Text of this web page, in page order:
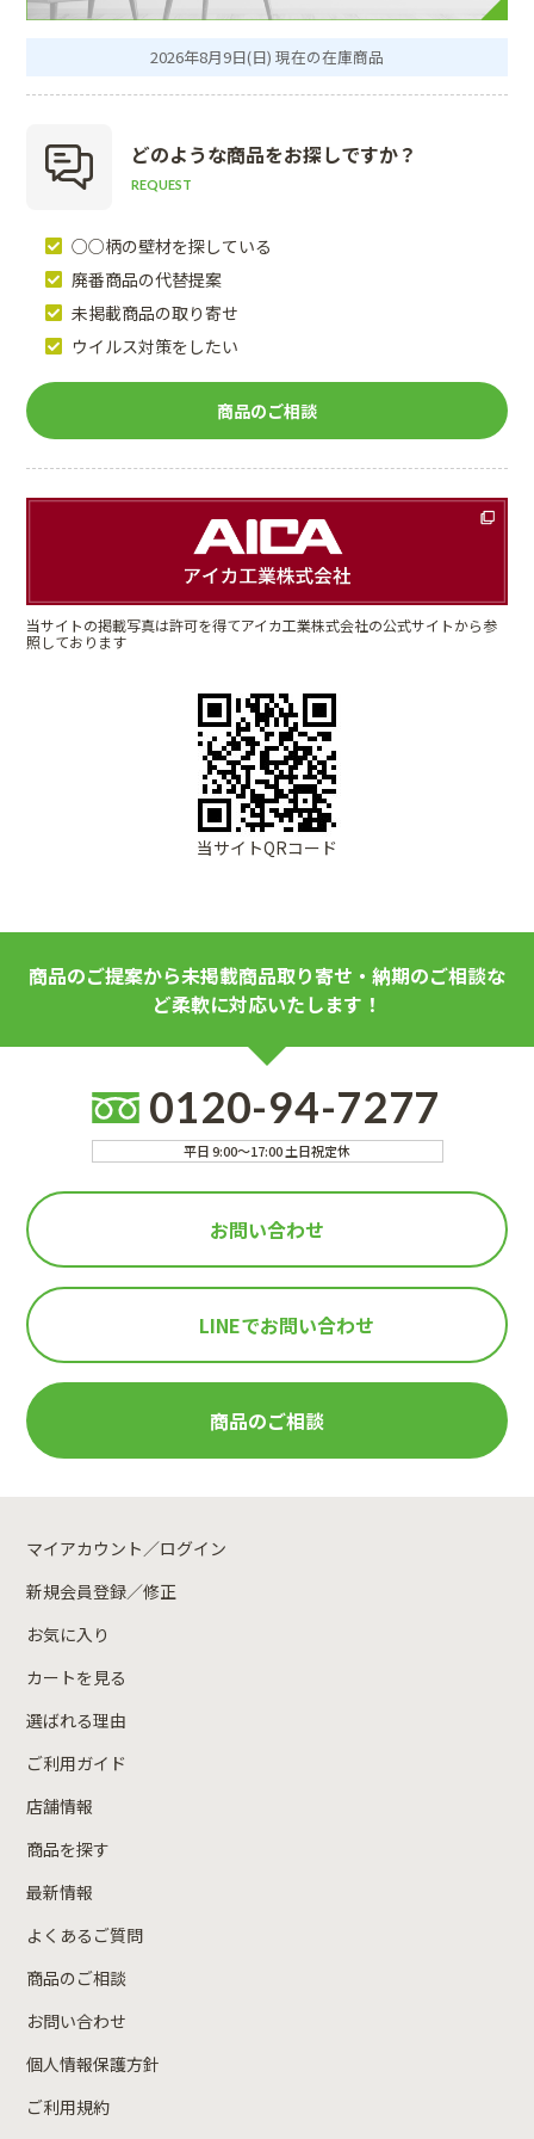
2026年8月9日(日) 現在の在庫商品
どのような商品をお探しですか？
REQUEST
○○柄の壁材を探している
廃番商品の代替提案
未掲載商品の取り寄せ
ウイルス対策をしたい
商品のご相談
当サイトの掲載写真は許可を得てアイカ工業株式会社の公式サイトから参
照しております
当サイトQRコード
商品のご提案から未掲載商品取り寄せ・納期のご相談な
ど柔軟に対応いたします！
0120-94-7277
平日 9:00～17:00 土日祝定休
お問い合わせ
LINEでお問い合わせ
商品のご相談
マイアカウント／ログイン
新規会員登録／修正
お気に入り
カートを見る
選ばれる理由
ご利用ガイド
店舗情報
商品を探す
最新情報
よくあるご質問
商品のご相談
お問い合わせ
個人情報保護方針
ご利用規約